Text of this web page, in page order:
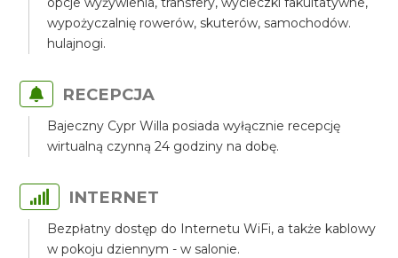
wypożyczalnię rowerów, skuterów, samochodów.
hulajnogi.
RECEPCJA
Bajeczny Cypr Willa posiada wyłącznie recepcję
wirtualną czynną 24 godziny na dobę.
INTERNET
Bezpłatny dostęp do Internetu WiFi, a także kablowy
w pokoju dziennym - w salonie.